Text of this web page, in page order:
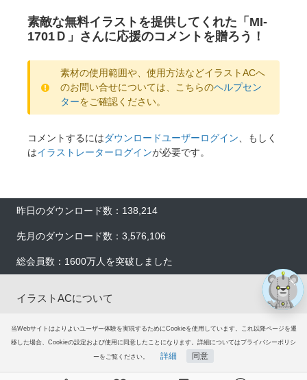
当Webサイトはよりよいユーザー体験を実現するためにCookieを使用しています。これ以降ページを遷
移した場合、Cookieの設定および使用に同意したことになります。詳細についてはプライバシーポリシ
ーをご覧ください。 詳細 同意
素敵な無料イラストを提供してくれた「MI-
1701Ｄ」さんに応援のコメントを贈ろう！
素材の使用範囲や、使用方法などイラストACへ
のお問い合せについては、こちらのヘルプセン
ターをご確認ください。
コメントするにはダウンロードユーザーログイン、もしく
はイラストレーターログインが必要です。
昨日のダウンロード数：138,214
先月のダウンロード数：3,576,106
総会員数：1600万人を突破しました
イラストACについて
会員登録
プレミアム会員サービス